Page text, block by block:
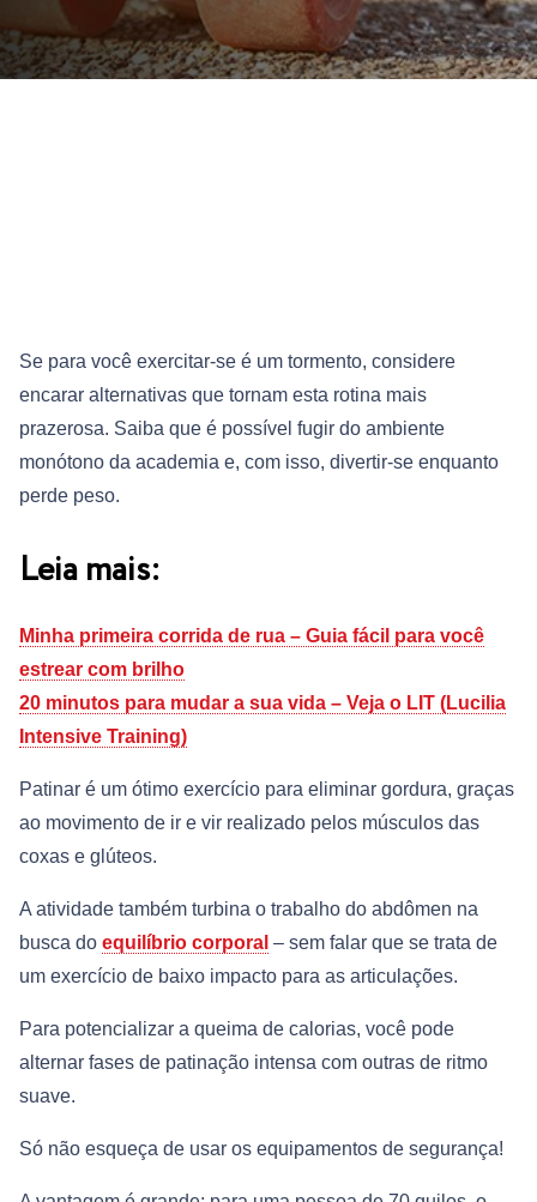
Se para você exercitar-se é um tormento, considere
encarar alternativas que tornam esta rotina mais
prazerosa. Saiba que é possível fugir do ambiente
monótono da academia e, com isso, divertir-se enquanto
perde peso.
Leia mais:
Minha primeira corrida de rua – Guia fácil para você
estrear com brilho
20 minutos para mudar a sua vida – Veja o LIT (Lucilia
Intensive Training)
Patinar é um ótimo exercício para eliminar gordura, graças
ao movimento de ir e vir realizado pelos músculos das
coxas e glúteos.
A atividade também turbina o trabalho do abdômen na
busca do equilíbrio corporal – sem falar que se trata de
um exercício de baixo impacto para as articulações.
Para potencializar a queima de calorias, você pode
alternar fases de patinação intensa com outras de ritmo
suave.
Só não esqueça de usar os equipamentos de segurança!